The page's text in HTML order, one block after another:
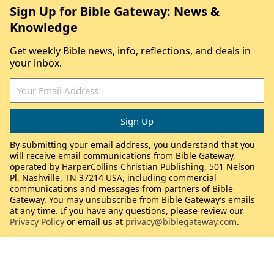
Sign Up for Bible Gateway: News &
Knowledge
Get weekly Bible news, info, reflections, and deals in
your inbox.
By submitting your email address, you understand that you
will receive email communications from Bible Gateway,
operated by HarperCollins Christian Publishing, 501 Nelson
Pl, Nashville, TN 37214 USA, including commercial
communications and messages from partners of Bible
Gateway. You may unsubscribe from Bible Gateway’s emails
at any time. If you have any questions, please review our
Privacy Policy or email us at privacy@biblegateway.com.